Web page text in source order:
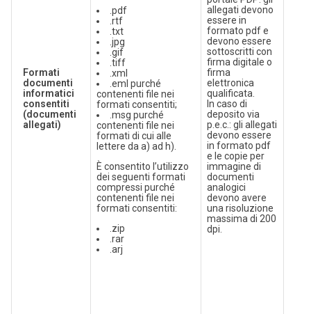
Formati
documenti
informatici
consentiti
(documenti
allegati)
.pdf
.rtf
.txt
.jpg
.gif
.tiff
.xml
.eml purché
contenenti file nei
formati consentiti;
.msg purché
contenenti file nei
formati di cui alle
lettere da a) ad h).
È consentito l’utilizzo
dei seguenti formati
compressi purché
contenenti file nei
formati consentiti:
.zip
.rar
.arj
allegati devono
essere in
formato pdf e
devono essere
sottoscritti con
firma digitale o
firma
elettronica
qualificata.
In caso di
deposito via
p.e.c.: gli allegati
devono essere
in formato pdf
e le copie per
immagine di
documenti
analogici
devono avere
una risoluzione
massima di 200
dpi.